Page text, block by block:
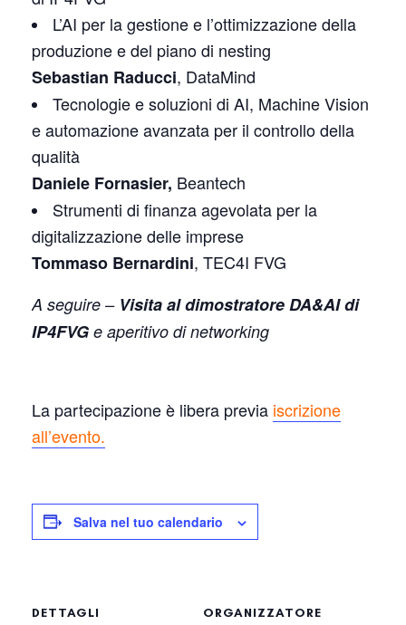
L’AI per la gestione e l’ottimizzazione della
produzione e del piano di nesting
Sebastian Raducci, DataMind
Tecnologie e soluzioni di AI, Machine Vision
e automazione avanzata per il controllo della
qualità
Daniele Fornasier, Beantech
Strumenti di finanza agevolata per la
digitalizzazione delle imprese
Tommaso Bernardini, TEC4I FVG
A seguire – Visita al dimostratore DA&AI di
IP4FVG e aperitivo di networking
La partecipazione è libera previa iscrizione
all’evento.
Salva nel tuo calendario
DETTAGLI ORGANIZZATORE